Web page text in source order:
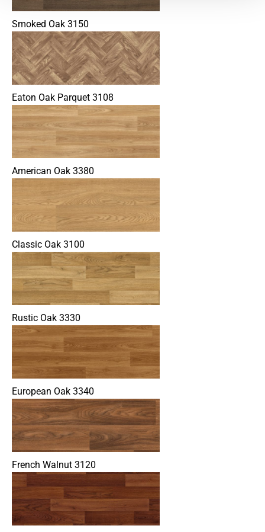
Smoked Oak 3150
Eaton Oak Parquet 3108
American Oak 3380
Classic Oak 3100
Rustic Oak 3330
European Oak 3340
French Walnut 3120